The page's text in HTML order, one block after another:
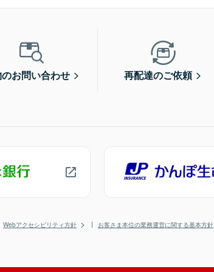
お問い合わせ 再配達のご依頼
Webアクセシビリティ方針 お客さま本位の業務運営に関する基本方針